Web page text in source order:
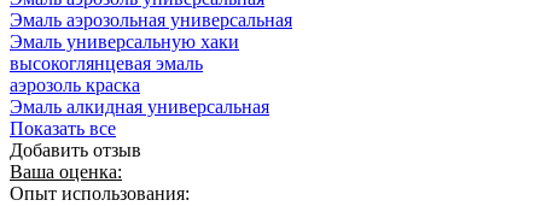
Эмаль аэрозольная универсальная
Эмаль универсальную хаки
высокоглянцевая эмаль
аэрозоль краска
Эмаль алкидная универсальная
Показать все
Добавить отзыв
Ваша оценка:
Опыт использования: